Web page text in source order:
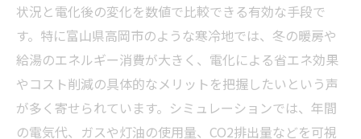
状況と電化後の変化を数値で比較できる有効な手段で
す。特に富山県高岡市のような寒冷地では、冬の暖房や
給湯のエネルギー消費が大きく、電化による省エネ効果
やコスト削減の具体的なメリットを把握したいという声
が多く寄せられています。シミュレーションでは、年間
の電気代、ガスや灯油の使用量、CO2排出量などを可視